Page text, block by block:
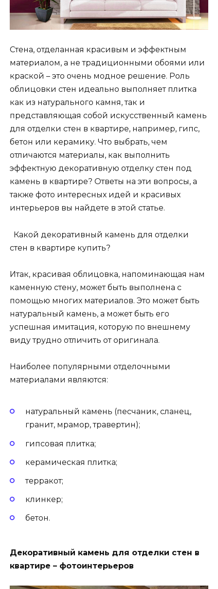
Стена, отделанная красивым и эффектным
материалом, а не традиционными обоями или
краской – это очень модное решение. Роль
облицовки стен идеально выполняет плитка
как из натурального камня, так и
представляющая собой искусственный камень
для отделки стен в квартире, например, гипс,
бетон или керамику. Что выбрать, чем
отличаются материалы, как выполнить
эффектную декоративную отделку стен под
камень в квартире? Ответы на эти вопросы, а
также фото интересных идей и красивых
интерьеров вы найдете в этой статье.
Какой декоративный камень для отделки
стен в квартире купить?
Итак, красивая облицовка, напоминающая нам
каменную стену, может быть выполнена с
помощью многих материалов. Это может быть
натуральный камень, а может быть его
успешная имитация, которую по внешнему
виду трудно отличить от оригинала.
Наиболее популярными отделочными
материалами являются:
натуральный камень (песчаник, сланец,
гранит, мрамор, травертин);
гипсовая плитка;
керамическая плитка;
терракот;
клинкер;
бетон.
Декоративный камень для отделки стен в
квартире – фотоинтерьеров